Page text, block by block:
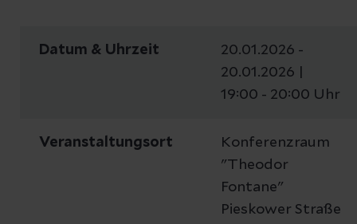
Datum & Uhrzeit
20.01.2026 -
20.01.2026 |
19:00 - 20:00 Uhr
Veranstaltungsort
Konferenzraum
"Theodor
Fontane"
Pieskower Straße